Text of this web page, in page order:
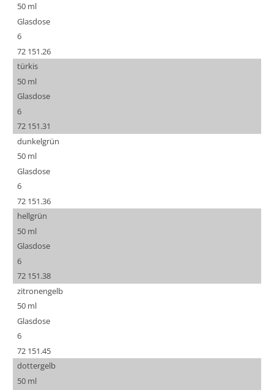
50 ml
Glasdose
6
72 151.26
türkis
50 ml
Glasdose
6
72 151.31
dunkelgrün
50 ml
Glasdose
6
72 151.36
hellgrün
50 ml
Glasdose
6
72 151.38
zitronengelb
50 ml
Glasdose
6
72 151.45
dottergelb
50 ml